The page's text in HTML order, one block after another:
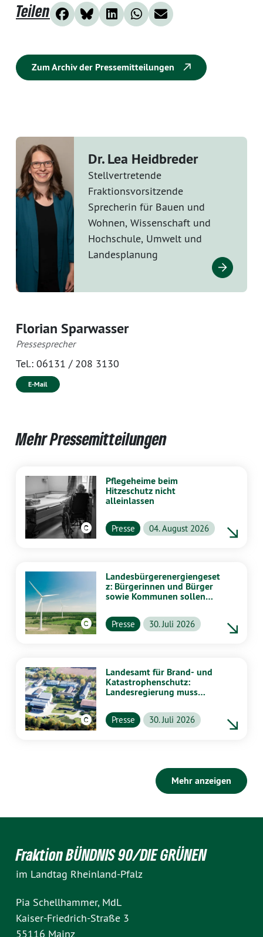
Teilen
Zum Archiv der Pressemitteilungen
Dr. Lea Heidbreder
Stellvertretende
Fraktionsvorsitzende
Sprecherin für Bauen und
Wohnen, Wissenschaft und
Hochschule, Umwelt und
Landesplanung
Florian Sparwasser
Pressesprecher
Tel.: 06131 / 208 3130
E-Mail
Mehr Pressemitteilungen
Pflegeheime beim
Hitzeschutz nicht
alleinlassen
Presse 04. August 2026
Landesbürgerenergiengeset
z: Bürgerinnen und Bürger
sowie Kommunen sollen
profitieren
Presse 30. Juli 2026
Landesamt für Brand- und
Katastrophenschutz:
Landesregierung muss
Presse 30. Juli 2026
Mehr anzeigen
Fraktion BÜNDNIS 90/DIE GRÜNEN
im Landtag Rheinland-Pfalz
Pia Schellhammer, MdL
Kaiser-Friedrich-Straße 3
55116 Mainz